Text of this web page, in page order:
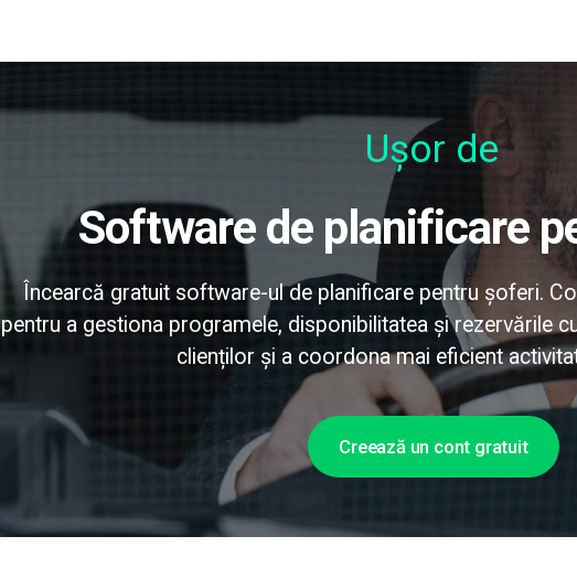
Ușor de uti
Software de planificare
Încearcă gratuit software-ul de planificare pentru șoferi.
pentru a gestiona programele, disponibilitatea și rezervările
clienților și a coordona mai eficient
Creează un cont gratuit